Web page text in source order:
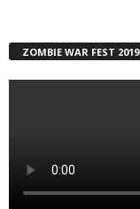
ZOMBIE WAR FEST 2019